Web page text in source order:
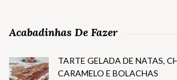
Acabadinhas De Fazer
TARTE GELADA DE NATAS,
CARAMELO E BOLACHAS